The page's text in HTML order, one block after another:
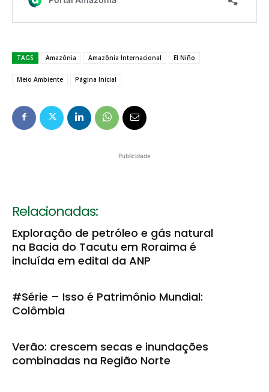
TAGS Amazônia Amazônia Internacional El Niño
Meio Ambiente Página Inicial
Publicidade
Relacionadas:
Exploração de petróleo e gás natural
na Bacia do Tacutu em Roraima é
incluída em edital da ANP
#Série – Isso é Patrimônio Mundial:
Colômbia
Verão: crescem secas e inundações
combinadas na Região Norte